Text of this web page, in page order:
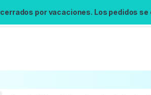
por vacaciones. Los pedidos se